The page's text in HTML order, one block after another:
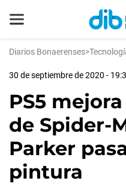
Diarios Bonaerenses>
30 de septiembre de 2020 -
PS5
de Spider-
Parker
pintura